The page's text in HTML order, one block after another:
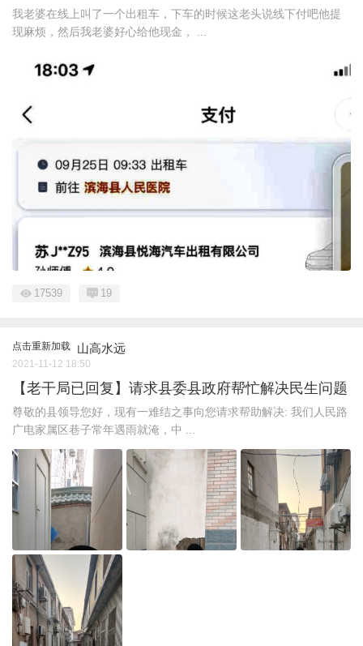
我老婆在线上叫了一个出租车，下车的时候这老头说线下付吧他提
现麻烦，然后我老婆好心给他现金， ...
17539 19
点击重新加载 山高水远
2021-11-12 18:50
【老干局已回复】请求县委县政府帮忙解决民生问题
尊敬的县领导您好，现有一难结之事向您请求帮助解决: 我们人民路
广电家属区巷子常年遇雨就淹，中 ...